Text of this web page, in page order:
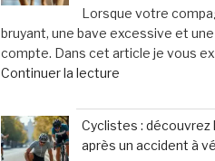
inquiétudes
médicales »
un
soutien
personnalisé
et
pour
les
victimes
Lorsque votre
bruyant, une bave excessive et
compte. Dans cet article je vous
Continuer la lecturede
votre
chien
halète,
Cyclistes :
après un accident à